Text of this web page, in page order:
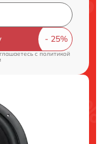
cполитикой